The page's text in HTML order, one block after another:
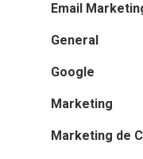
Email
General
Google
Marketing
Marketing de